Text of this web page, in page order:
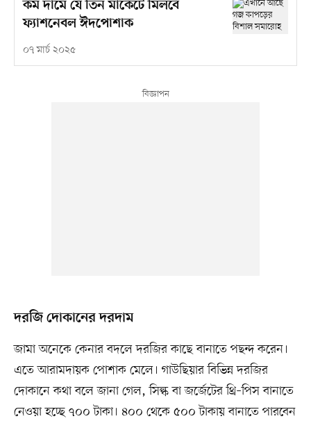
কম দামে যে তিন মার্কেটে মিলবে
ফ্যাশনেবল ঈদপোশাক
০৭ মার্চ ২০২৫
দরজি দোকানের দরদাম
জামা অনেকে কেনার বদলে দরজির কাছে বানাতে পছন্দ করেন।
এতে আরামদায়ক পোশাক মেলে। গাউছিয়ার বিভিন্ন দরজির
দোকানে কথা বলে জানা গেল, সিল্ক বা জর্জেটের থ্রি–পিস বানাতে
নেওয়া হচ্ছে ৭০০ টাকা। ৪০০ থেকে ৫০০ টাকায় বানাতে পারবেন